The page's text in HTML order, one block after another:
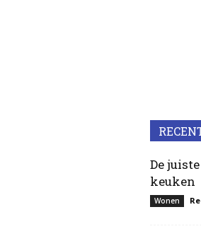
De
keuken
Wonen